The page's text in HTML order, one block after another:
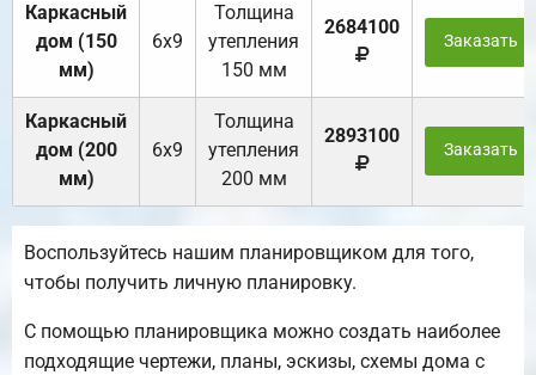
Каркасный
дом (150
мм)
6х9
Толщина
утепления
150 мм
2684100
Заказать
Каркасный
дом (200
мм)
6х9
Толщина
утепления
200 мм
2893100
Заказать
Воспользуйтесь нашим планировщиком для того,
чтобы получить личную планировку.
С помощью планировщика можно создать наиболее
подходящие чертежи, планы, эскизы, схемы дома с